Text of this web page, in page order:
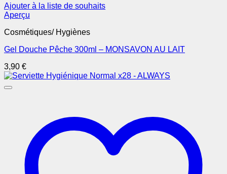
Ajouter à la liste de souhaits
Aperçu
Cosmétiques/ Hygiènes
Gel Douche Pêche 300ml – MONSAVON AU LAIT
3,90 €